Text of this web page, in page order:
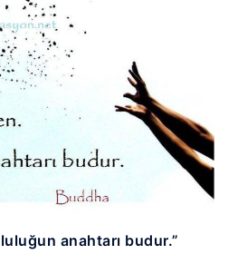
anahtarı budur.”